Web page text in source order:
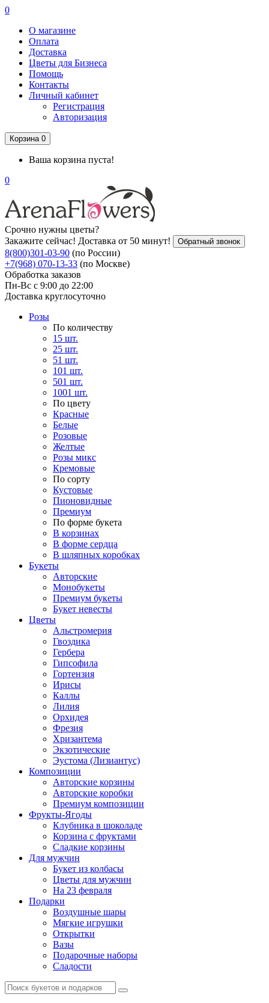
0
О магазине
Оплата
Доставка
Цветы для Бизнеса
Помощь
Контакты
Личный кабинет
Регистрация
Авторизация
Корзина 0
Ваша корзина пуста!
0
Срочно нужны цветы?
Закажите сейчас! Доставка от 50 минут!
Обратный звонок
8(800)301-03-90 (по России)
+7(968) 070-13-33 (по Москве)
Обработка заказов
Пн-Вс с 9:00 до 22:00
Доставка круглосуточно
Розы
По количеству
15 шт.
25 шт.
51 шт.
101 шт.
501 шт.
1001 шт.
По цвету
Красные
Белые
Розовые
Желтые
Розы микс
Кремовые
По сорту
Кустовые
Пионовидные
Премиум
По форме букета
В корзинах
В форме сердца
В шляпных коробках
Букеты
Авторские
Монобукеты
Премиум букеты
Букет невесты
Цветы
Альстромерия
Гвоздика
Гербера
Гипсофила
Гортензия
Ирисы
Каллы
Лилия
Орхидея
Фрезия
Хризантема
Экзотические
Эустома (Лизиантус)
Композиции
Авторские корзины
Авторские коробки
Премиум композиции
Фрукты-Ягоды
Клубника в шоколаде
Корзина с фруктами
Сладкие корзины
Для мужчин
Букет из колбасы
Цветы для мужчин
На 23 февраля
Подарки
Воздушные шары
Мягкие игрушки
Открытки
Вазы
Подарочные наборы
Сладости